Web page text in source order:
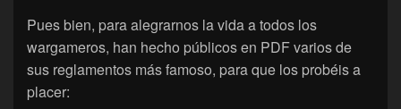
Pues bien, para alegrarnos la vida a todos los
wargameros, han hecho públicos en PDF varios de
sus reglamentos más famoso, para que los probéis a
placer: